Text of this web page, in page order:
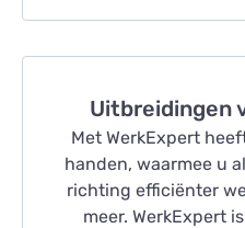
Uitbreidingen
Met WerkExpert
handen, waarmee u
richting efficiënter
meer. WerkExpert